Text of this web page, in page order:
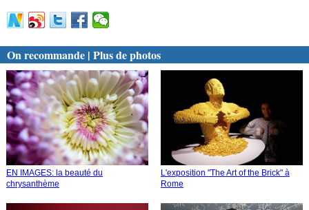
On recommande | Plus de photos
EN IMAGES: la beauté du
chrysanthème
L'exposition "The Art of the Brick" à
Rome